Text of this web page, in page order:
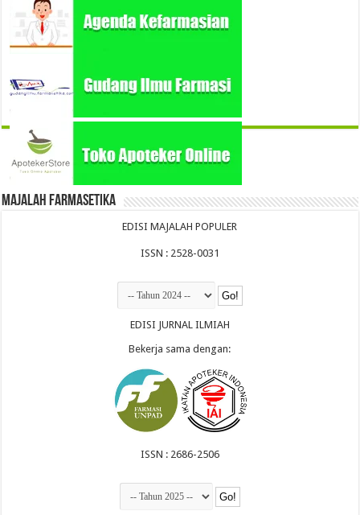
Majalah Farmasetika
EDISI MAJALAH POPULER
ISSN : 2528-0031
EDISI JURNAL ILMIAH
Bekerja sama dengan:
ISSN : 2686-2506